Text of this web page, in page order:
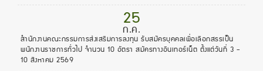
25
ก.ค.
สำนักงานคณะกรรมการส่งเสริมการลงทุน รับสมัครบุคคลเพื่อเลือกสรรเป็น
พนักงานราชการทั่วไป จำนวน 10 อัตรา สมัครทางอินเทอร์เน็ต ตั้งแต่วันที่ 3 -
10 สิงหาคม 2569